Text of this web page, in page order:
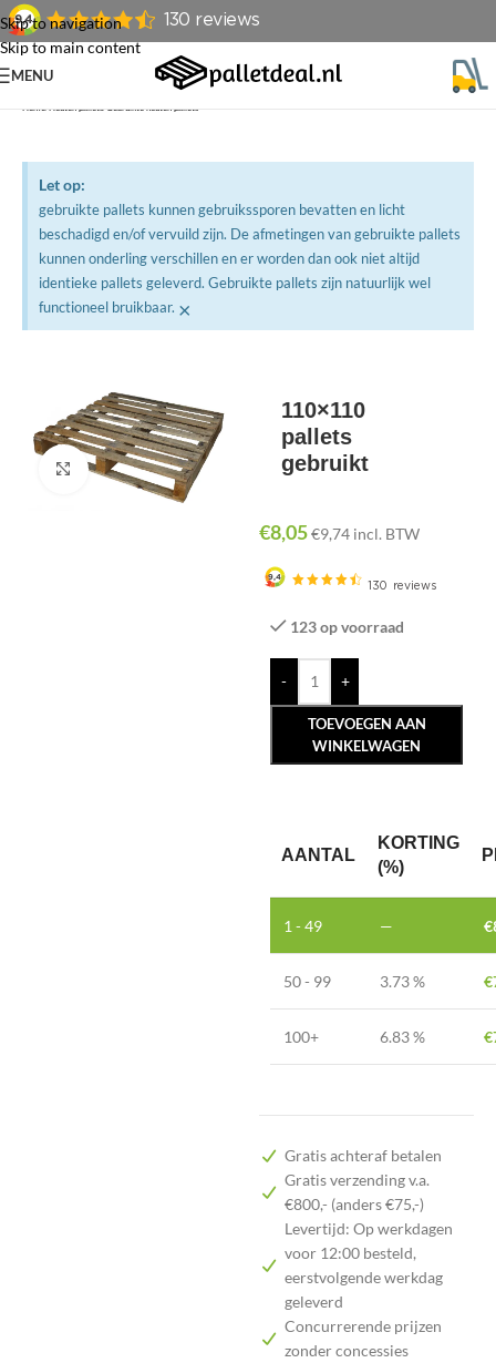
Skip to navigation
Skip to main content
MENU
Home/ Houten pallets/ Gebruikte houten pallets
Let op:
gebruikte pallets kunnen gebruikssporen bevatten en licht
beschadigd en/of vervuild zijn. De afmetingen van gebruikte pallets
kunnen onderling verschillen en er worden dan ook niet altijd
identieke pallets geleverd. Gebruikte pallets zijn natuurlijk wel
functioneel bruikbaar. ×
Klik om te vergroten
110×110
pallets
gebruikt
€8,05€9,74 incl. BTW
123 op voorraad
- +
TOEVOEGEN AAN
WINKELWAGEN
AANTAL
KORTING
(%)
1 - 49 — €
50 - 99 3.73 % €
100+ 6.83 % €
Gratis achteraf betalen
Gratis verzending v.a.
€800,- (anders €75,-)
Levertijd: Op werkdagen
voor 12:00 besteld,
eerstvolgende werkdag
geleverd
Concurrerende prijzen
zonder concessies